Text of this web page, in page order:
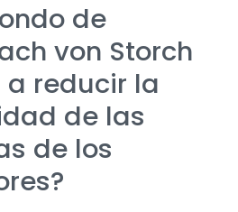
de
von Storch
reducir la
de las
de los